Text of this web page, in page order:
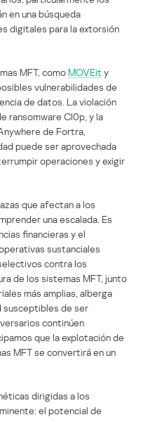
en una búsqueda
digitales para la extorsión
MFT, comoMOVEit y
vulnerabilidades de
de datos. La violación
ransomware Cl0p, y la
de Fortra,
puede ser aprovechada
operaciones y exigir
que afectan a los
una escalada. Es
financieras y el
sustanciales
contra los
de los sistemas MFT, junto
más amplias, alberga
susceptibles de ser
continúen
que la explotación de
MFT se convertirá en un
dirigidas a los
el potencial de